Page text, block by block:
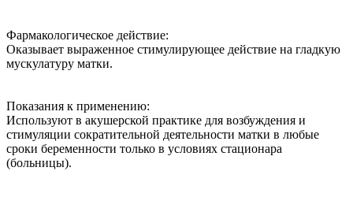
Фармакологическое действие:
Оказывает выраженное стимулирующее действие на гладкую
мускулатуру матки.
Показания к применению:
Используют в акушерской практике для возбуждения и
стимуляции сократительной деятельности матки в любые
сроки беременности только в условиях стационара
(больницы).